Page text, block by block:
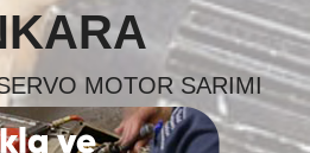
MOTOR SARIMI